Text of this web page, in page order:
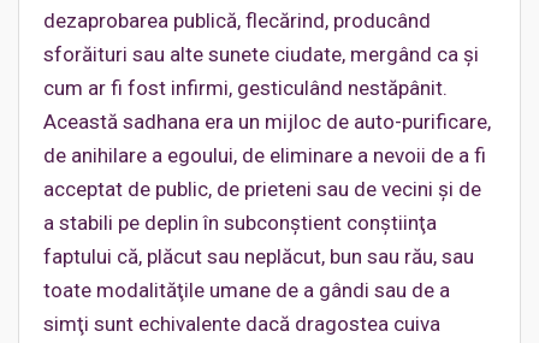
dezaprobarea publică, flecărind, producând
sforăituri sau alte sunete ciudate, mergând ca şi
cum ar fi fost infirmi, gesticulând nestăpânit.
Această sadhana era un mijloc de auto-purificare,
de anihilare a egoului, de eliminare a nevoii de a fi
acceptat de public, de prieteni sau de vecini şi de
a stabili pe deplin în subconştient conştiinţa
faptului că, plăcut sau neplăcut, bun sau rău, sau
toate modalităţile umane de a gândi sau de a
simţi sunt echivalente dacă dragostea cuiva